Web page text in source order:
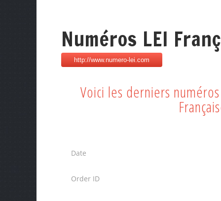
Numéros LEI
Voici les derniers